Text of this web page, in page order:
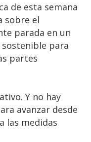
de esta semana
sobre el
parada en un
para
partes
Y no hay
avanzar desde
las medidas